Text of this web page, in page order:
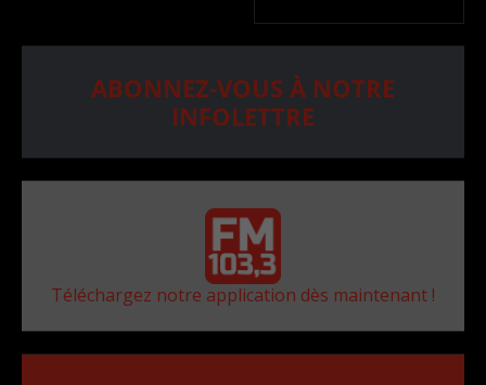
ABONNEZ-VOUS À NOTRE
INFOLETTRE
Téléchargez notre application dès maintenant !